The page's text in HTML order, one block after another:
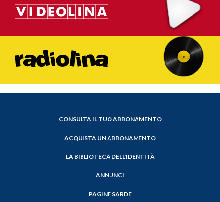
CONSULTA IL TUO ABBONAMENTO
ACQUISTA UN ABBONAMENTO
LA BIBLIOTECA DELL'IDENTITÀ
ANNUNCI
PAGINE SARDE